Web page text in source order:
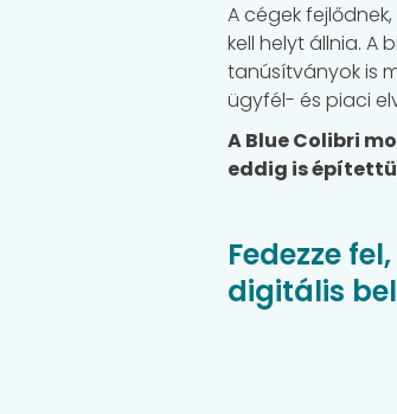
A cégek
kell helyt állnia. A
tanúsítványok is
ügyfél- és piaci
A Blue Colibri
eddig is
Fedezze
digitális